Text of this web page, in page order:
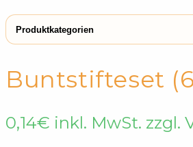
Produktkategorien
Buntstifte Kreiden & Buntstifte
BuntstifteSpielzeuge zum
Buntstifteset
0,14€ inkl. MwSt. zzgl.